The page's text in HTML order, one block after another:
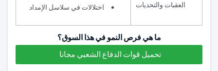
العقبات والتحديات
اختلالات في سلاسل الإمداد
ما هي فرص النمو في هذا السوق؟
تحميل قوات الدفاع الشعبي مجانا